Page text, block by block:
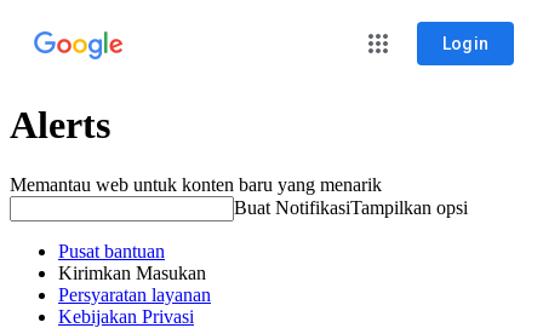
Login
Alerts
Memantau web untuk konten baru yang menarik
Buat NotifikasiTampilkan opsi
Pusat bantuan
Kirimkan Masukan
Persyaratan layanan
Kebijakan Privasi